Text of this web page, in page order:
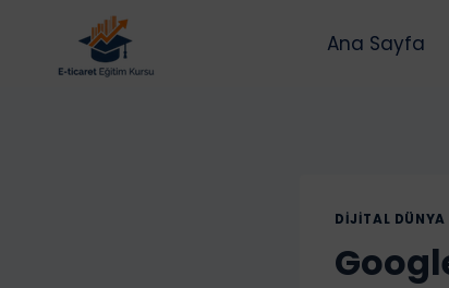
content
Ana Sayfa
DIJITAL DÜNYA